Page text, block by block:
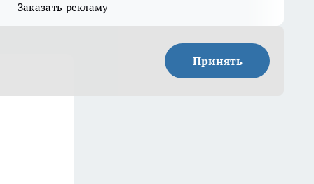
Заказать рекламу
Принять